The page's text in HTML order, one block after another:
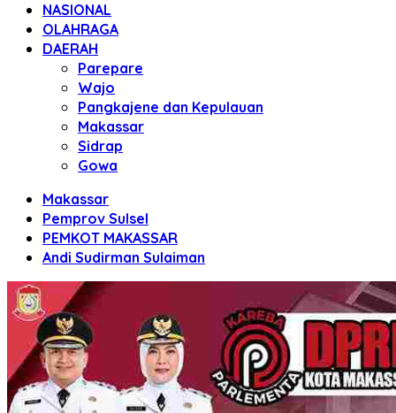
NASIONAL
OLAHRAGA
DAERAH
Parepare
Wajo
Pangkajene dan Kepulauan
Makassar
Sidrap
Gowa
Makassar
Pemprov Sulsel
PEMKOT MAKASSAR
Andi Sudirman Sulaiman